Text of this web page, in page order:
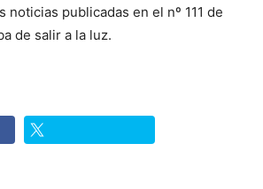
noticias publicadas en el nº 111 de
de salir a la luz.